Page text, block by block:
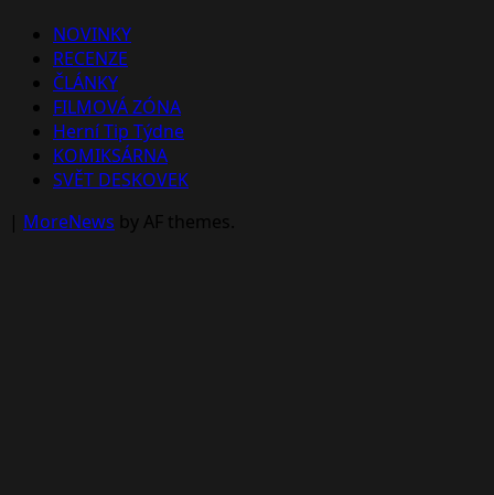
NOVINKY
RECENZE
ČLÁNKY
FILMOVÁ ZÓNA
Herní Tip Týdne
KOMIKSÁRNA
SVĚT DESKOVEK
| MoreNews by AF themes.